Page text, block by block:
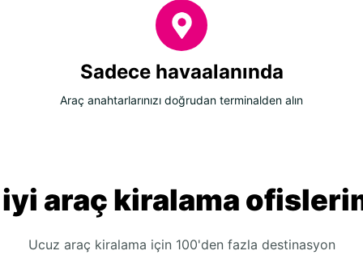
Sadece havaalanında
Araç anahtarlarınızı doğrudan terminalden alın
iyi araç kiralama
Ucuz araç kiralama için 100'den fazla destinasyon